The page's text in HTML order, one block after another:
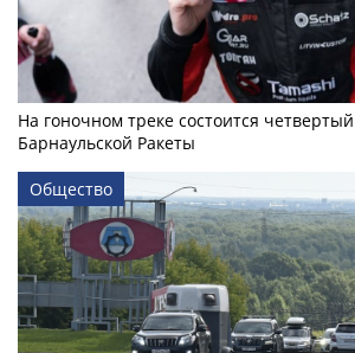
На гоночном треке состоится
Барнаульской Ракеты
Общество